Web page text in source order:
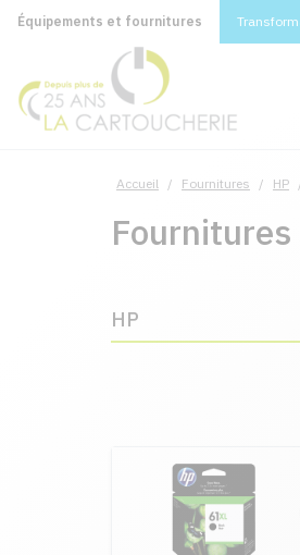
Équipements et fournitures
Accueil / Fournitures / HP
HP